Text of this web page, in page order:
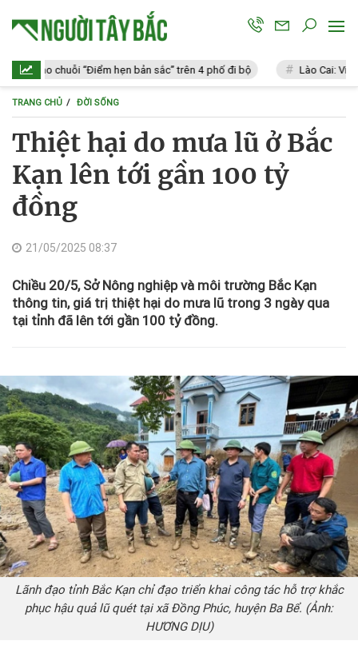
tạo chuỗi “Điểm hẹn bản sắc” trên 4 phố đi bộ Lào Cai: Vi phạm
TRANG CHỦ ĐỜI SỐNG
Thiệt hại do mưa lũ ở Bắc
Kạn lên tới gần 100 tỷ
đồng
21/05/2025 08:37
Chiều 20/5, Sở Nông nghiệp và môi trường Bắc Kạn
thông tin, giá trị thiệt hại do mưa lũ trong 3 ngày qua
tại tỉnh đã lên tới gần 100 tỷ đồng.
Lãnh đạo tỉnh Bắc Kạn chỉ đạo triển khai công tác hỗ trợ khắc
phục hậu quả lũ quét tại xã Đồng Phúc, huyện Ba Bể. (Ảnh:
HƯƠNG DỊU)